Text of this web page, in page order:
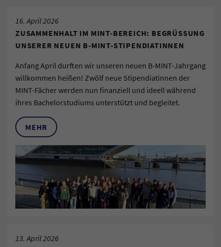
16. April 2026
ZUSAMMENHALT IM MINT-BEREICH: BEGRÜSSUNG U
NSERER NEUEN B-MINT-STIPENDIATINNEN
Anfang April durften wir unseren neuen B-MINT-Jahrgang
willkommen heißen! Zwölf neue Stipendiatinnen der
MINT-Fächer werden nun finanziell und ideell während
ihres Bachelorstudiums unterstützt und begleitet.
MEHR
13. April 2026